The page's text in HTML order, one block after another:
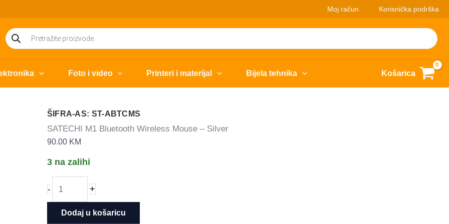
Moj račun Korisnička podrška
Products
search
Foto i video Printeri i materijal Bijela tehnika Košarica
ŠIFRA-AS: ST-ABTCMS
SATECHI M1 Bluetooth Wireless Mouse – Silver
90.00 KM
3 na zalihi
-
M1
Wireless
+
Dodaj u košaricu